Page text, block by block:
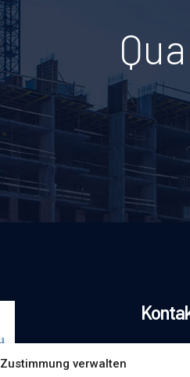
Zustimmung verwalten